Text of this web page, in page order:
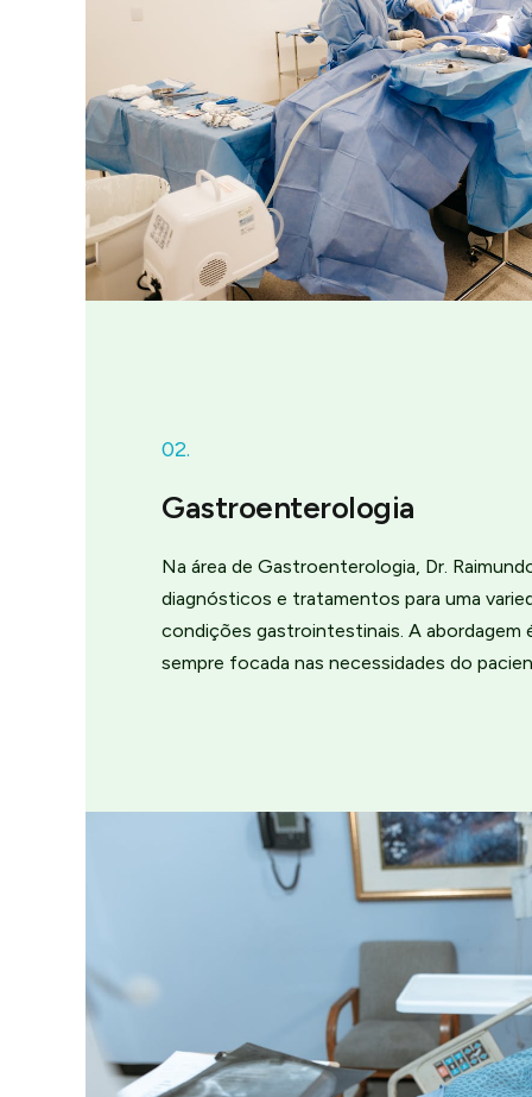
02.
Gastroenterologia
Na área de Gastroenterologia, Dr.
diagnósticos e tratamentos para uma
condições gastrointestinais. A abordagem
sempre focada nas necessidades do